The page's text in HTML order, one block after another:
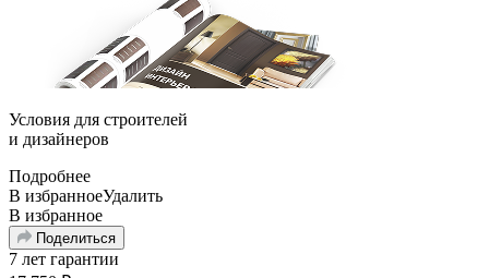
Условия для строителей
и дизайнеров
Подробнее
В избранноеУдалить
В избранное
Поделиться
7 лет гарантии